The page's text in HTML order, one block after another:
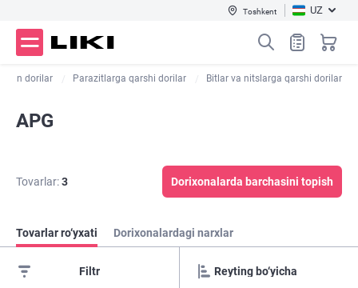
Toshkent UZ
dorilar Parazitlarga qarshi dorilar Bitlar va nitslarga qarshi dorilar
APG
Tovarlar:3 Dorixonalarda barchasini topish
Tovarlar ro‘yxati Dorixonalardagi narxlar
Filtr